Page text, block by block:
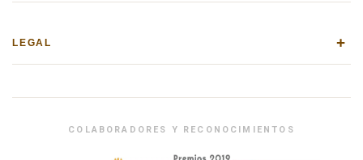
LEGAL +
COLABORADORES Y RECONOCIMIENTOS